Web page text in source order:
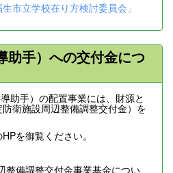
市立学校在り方検討委員会」
助手）への交付金につ
助手）の配置事業には、財源と
衛施設周辺整備調整交付金）を
を御覧ください。
備調整交付金事業基金につい